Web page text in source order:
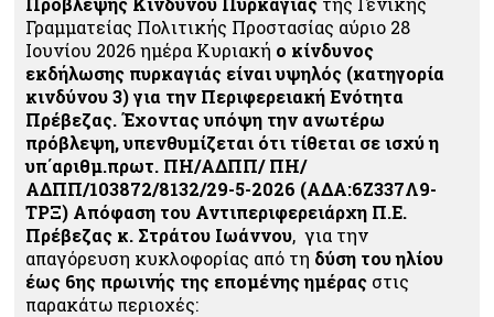
Γραμματείας Πολιτικής Προστασίας αύριο 28
Ιουνίου 2026 ημέρα Κυριακή ο κίνδυνος
εκδήλωσης πυρκαγιάς είναι υψηλός (κατηγορία
κινδύνου 3) για την Περιφερειακή Ενότητα
Πρέβεζας. Έχοντας υπόψη την ανωτέρω
πρόβλεψη, υπενθυμίζεται ότι τίθεται σε ισχύ η
υπ΄αριθμ.πρωτ. ΠΗ/ΑΔΠΠ/ ΠΗ/
ΑΔΠΠ/103872/8132/29-5-2026 (ΑΔΑ:6Ζ337Λ9-
ΤΡΞ) Απόφαση του Αντιπεριφερειάρχη Π.Ε.
Πρέβεζας κ. Στράτου Ιωάννου, για την
απαγόρευση κυκλοφορίας από τη δύση του ηλίου
έως 6ης πρωινής της επομένης ημέρας στις
παρακάτω περιοχές: